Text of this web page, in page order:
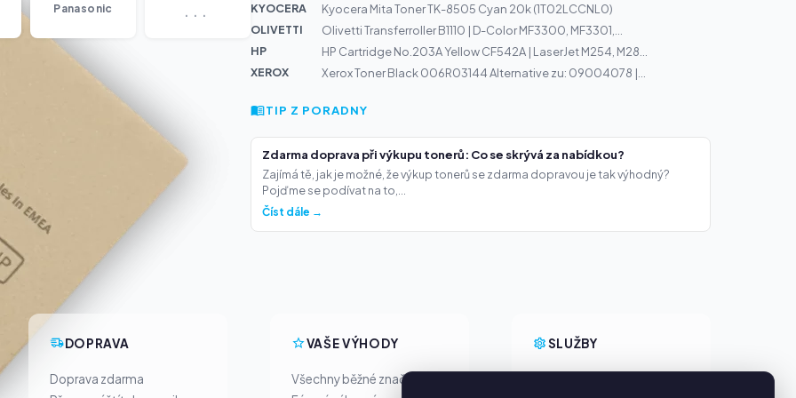
Panasonic ... KYOCERA
Kyocera Mita Toner TK-8505 Cyan 20k (1T02LCCNL0)
OLIVETTI
Olivetti Transferroller B1110 | D-Color MF3300, MF3301,...
HP
HP Cartridge No.203A Yellow CF542A | LaserJet M254, M28...
XEROX
Xerox Toner Black 006R03144 Alternative zu: 09004078 |...
TIP Z PORADNY
Zdarma doprava při výkupu tonerů: Co se skrývá za nabídkou?
Zajímá tě, jak je možné, že výkup tonerů se zdarma dopravou je tak výhodný?
Pojďme se podívat na to,...
Číst dále →
DOPRAVA
Doprava zdarma
VAŠE VÝHODY
Všechny běžné značky
SLUŽBY